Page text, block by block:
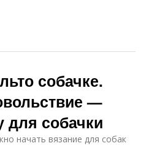
собачке.
—
для собачки
начать вязание для собак